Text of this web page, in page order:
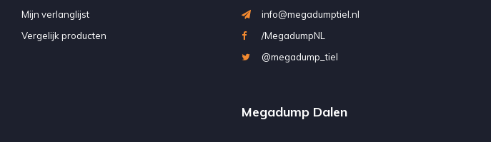
Mijn verlanglijst
Vergelijk producten
info@megadumptiel.nl
/MegadumpNL
@megadump_tiel
Megadump Dalen